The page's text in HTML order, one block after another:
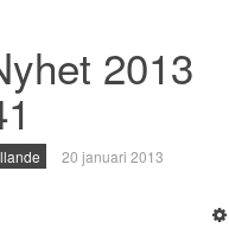
2013
20 januari 2013